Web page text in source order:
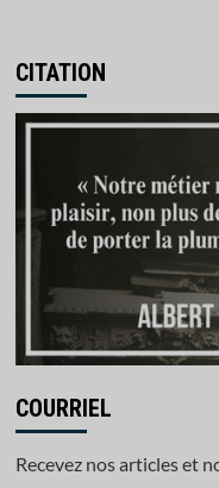
CITATION
COURRIEL
Recevez nos articles et